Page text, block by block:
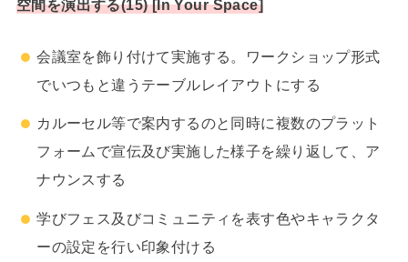
空間を演出する(15) [In Your Space]
会議室を飾り付けて実施する。ワークショップ形式
でいつもと違うテーブルレイアウトにする
カルーセル等で案内するのと同時に複数のプラット
フォームで宣伝及び実施した様子を繰り返して、ア
ナウンスする
学びフェス及びコミュニティを表す色やキャラクタ
ーの設定を行い印象付ける